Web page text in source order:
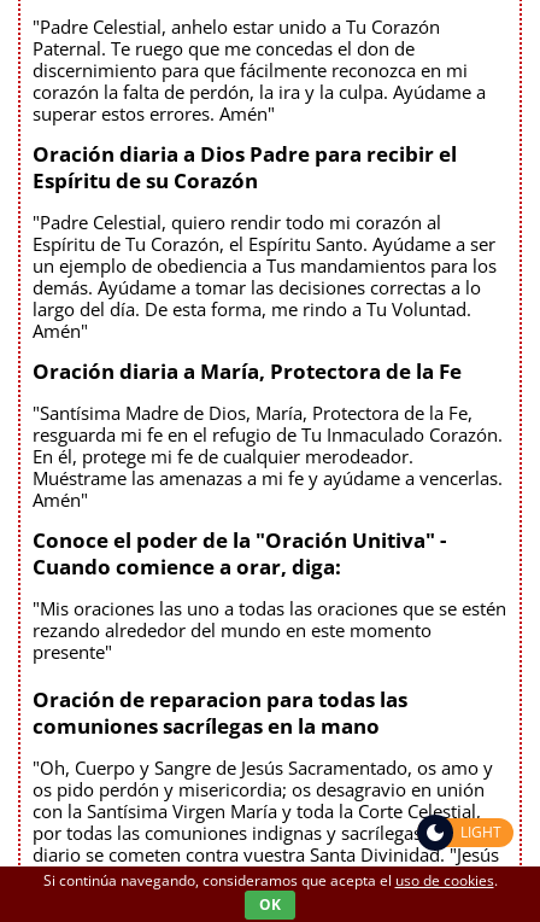
"Padre Celestial, anhelo estar unido a Tu Corazón
Paternal. Te ruego que me concedas el don de
discernimiento para que fácilmente reconozca en mi
corazón la falta de perdón, la ira y la culpa. Ayúdame a
superar estos errores. Amén"
Oración diaria a Dios Padre para recibir el
Espíritu de su Corazón
"Padre Celestial, quiero rendir todo mi corazón al
Espíritu de Tu Corazón, el Espíritu Santo. Ayúdame a ser
un ejemplo de obediencia a Tus mandamientos para los
demás. Ayúdame a tomar las decisiones correctas a lo
largo del día. De esta forma, me rindo a Tu Voluntad.
Amén"
Oración diaria a María, Protectora de la Fe
"Santísima Madre de Dios, María, Protectora de la Fe,
resguarda mi fe en el refugio de Tu Inmaculado Corazón.
En él, protege mi fe de cualquier merodeador.
Muéstrame las amenazas a mi fe y ayúdame a vencerlas.
Amén"
Conoce el poder de la "Oración Unitiva" -
Cuando comience a orar, diga:
"Mis oraciones las uno a todas las oraciones que se estén
rezando alrededor del mundo en este momento
presente"
Oración de reparacion para todas las
comuniones sacrílegas en la mano
"Oh, Cuerpo y Sangre de Jesús Sacramentado, os amo y
os pido perdón y misericordia; os desagravio en unión
con la Santísima Virgen María y toda la Corte Celestial,
por todas las comuniones indignas y sacrílegas, que a
diario se cometen contra vuestra Santa Divinidad. "Jesús
y María, os amo, salvad a las almas."
Oración de Consagración de las familias y
Si continúa navegando, consideramos que acepta el uso de cookies.
OK
LIGHT